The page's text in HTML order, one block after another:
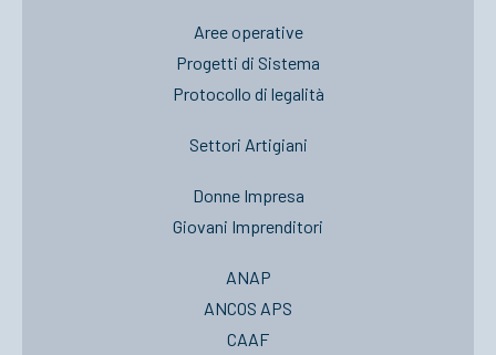
Aree operative
Progetti di Sistema
Protocollo di legalità
Settori Artigiani
Donne Impresa
Giovani Imprenditori
ANAP
ANCOS APS
CAAF